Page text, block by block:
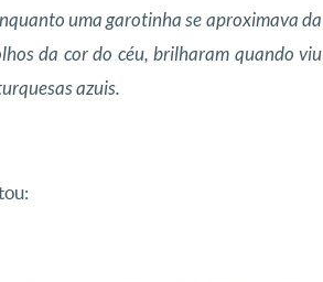
uma garotinha se aproximava da
da cor do céu, brilharam quando viu
azuis.